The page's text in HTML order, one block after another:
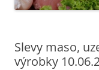
Slevy maso,
výrobky